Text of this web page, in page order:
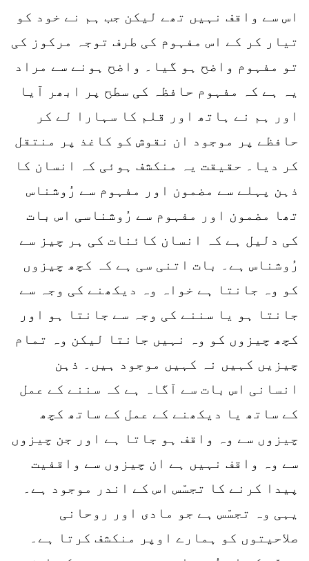
اس سے واقف نہیں تھے لیکن جب ہم نے خود کو
تیار کر کے اس مفہوم کی طرف توجہ مرکوز کی
تو مفہوم واضح ہو گیا۔ واضح ہونے سے مراد
یہ ہے کہ مفہوم حافظہ کی سطح پر ابھر آیا
اور ہم نے ہاتھ اور قلم کا سہارا لے کر
حافظے پر موجود ان نقوش کو کاغذ پر منتقل
کر دیا۔ حقیقت یہ منکشف ہوئی کہ انسان کا
ذہن پہلے سے مضمون اور مفہوم سے رُوشناس
تھا مضمون اور مفہوم سے رُوشناسی اس بات
کی دلیل ہے کہ انسان کائنات کی ہر چیز سے
رُوشناس ہے۔ بات اتنی سی ہے کہ کچھ چیزوں
کو وہ جانتا ہے خواہ وہ دیکھنے کی وجہ سے
جانتا ہو یا سننے کی وجہ سے جانتا ہو اور
کچھ چیزوں کو وہ نہیں جانتا لیکن وہ تمام
چیزیں کہیں نہ کہیں موجود ہیں۔ ذہن
انسانی اس بات سے آگاہ ہے کہ سننے کے عمل
کے ساتھ یا دیکھنے کے عمل کے ساتھ کچھ
چیزوں سے وہ واقف ہو جاتا ہے اور جن چیزوں
سے وہ واقف نہیں ہے ان چیزوں سے واقفیت
پیدا کرنے کا تجسّس اس کے اندر موجود ہے۔
یہی وہ تجسّس ہے جو مادی اور روحانی
صلاحیتوں کو ہمارے اوپر منکشف کرتا ہے۔